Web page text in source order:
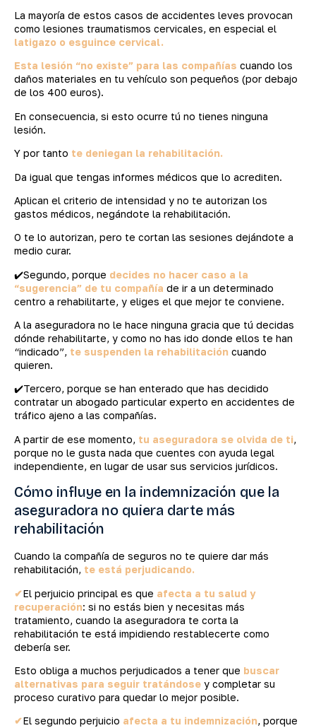
La mayoría de estos casos de accidentes leves provocan
como lesiones traumatismos cervicales, en especial el
latigazo o esguince cervical.
Esta lesión “no existe” para las compañías cuando los
daños materiales en tu vehículo son pequeños (por debajo
de los 400 euros).
En consecuencia, si esto ocurre tú no tienes ninguna
lesión.
Y por tanto te deniegan la rehabilitación.
Da igual que tengas informes médicos que lo acrediten.
Aplican el criterio de intensidad y no te autorizan los
gastos médicos, negándote la rehabilitación.
O te lo autorizan, pero te cortan las sesiones dejándote a
medio curar.
✔️Segundo, porque decides no hacer caso a la
“sugerencia” de tu compañía de ir a un determinado
centro a rehabilitarte, y eliges el que mejor te conviene.
A la aseguradora no le hace ninguna gracia que tú decidas
dónde rehabilitarte, y como no has ido donde ellos te han
“indicado”, te suspenden la rehabilitación cuando
quieren.
✔️Tercero, porque se han enterado que has decidido
contratar un abogado particular experto en accidentes de
tráfico ajeno a las compañías.
A partir de ese momento, tu aseguradora se olvida de ti,
porque no le gusta nada que cuentes con ayuda legal
independiente, en lugar de usar sus servicios jurídicos.
Cómo influye en la indemnización que la
aseguradora no quiera darte más
rehabilitación
Cuando la compañía de seguros no te quiere dar más
rehabilitación, te está perjudicando.
✔El perjuicio principal es que afecta a tu salud y
recuperación: si no estás bien y necesitas más
tratamiento, cuando la aseguradora te corta la
rehabilitación te está impidiendo restablecerte como
debería ser.
Esto obliga a muchos perjudicados a tener que buscar
alternativas para seguir tratándose y completar su
proceso curativo para quedar lo mejor posible.
✔El segundo perjuicio afecta a tu indemnización, porque